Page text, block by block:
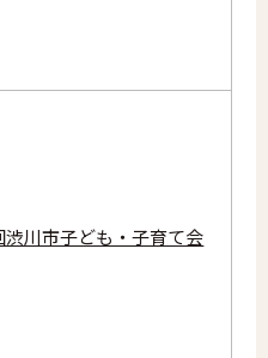
川市子ども・子育て会